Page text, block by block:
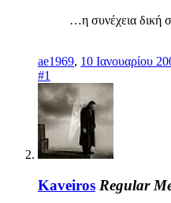
…η συνέχεια δική
ae1969, 10 Ιανουαρίου
#1
Kaveiros Regular